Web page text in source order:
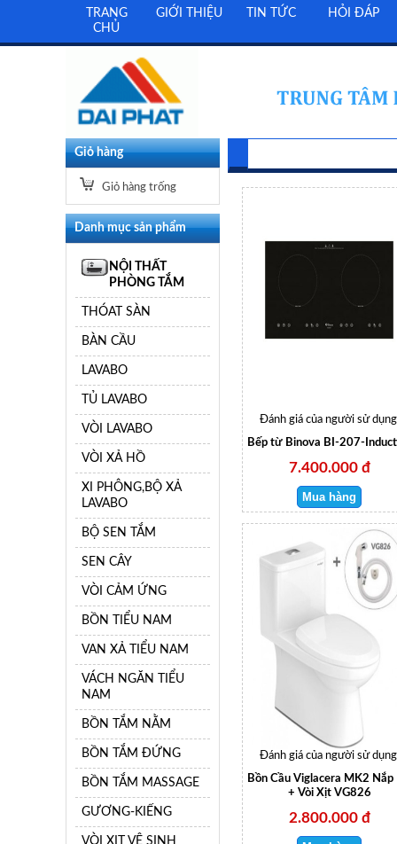
TRANG
CHỦ
GIỚI THIỆU TIN TỨC HỎI ĐÁP
Giỏ hàng
Giỏ hàng trống
Danh mục sản phẩm
NỘI THẤT
PHÒNG TẮM
THÓAT SÀN
BÀN CẦU
LAVABO
TỦ LAVABO
VÒI LAVABO
VÒI XẢ HỒ
XI PHÔNG,BỘ XẢ
LAVABO
BỘ SEN TẮM
SEN CÂY
VÒI CẢM ỨNG
BỒN TIỂU NAM
VAN XẢ TIỂU NAM
VÁCH NGĂN TIỂU
NAM
BỒN TẮM NẰM
BỒN TẮM ĐỨNG
BỒN TẮM MASSAGE
GƯƠNG-KIẾNG
VÒI XỊT VỆ SINH
Đánh giá của người sử
Bếp từ Binova BI-207-
7.400.000 đ
Đánh giá của người sử
Bồn Cầu Viglacera MK2 Nắp
+ Vòi Xịt VG826
2.800.000 đ